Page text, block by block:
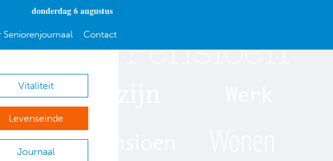
donderdag 6 augustus
Seniorenjournaal Contact
Vitaliteit
Levenseinde
Journaal